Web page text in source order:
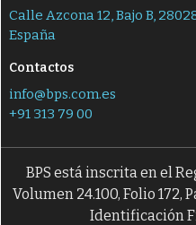
Calle Azcona 12, Bajo B,
España
Contactos
info@bps.com.es
+91 313 79 00
BPS está inscrita en el
Volumen 24.100, Folio 172,
Identificación